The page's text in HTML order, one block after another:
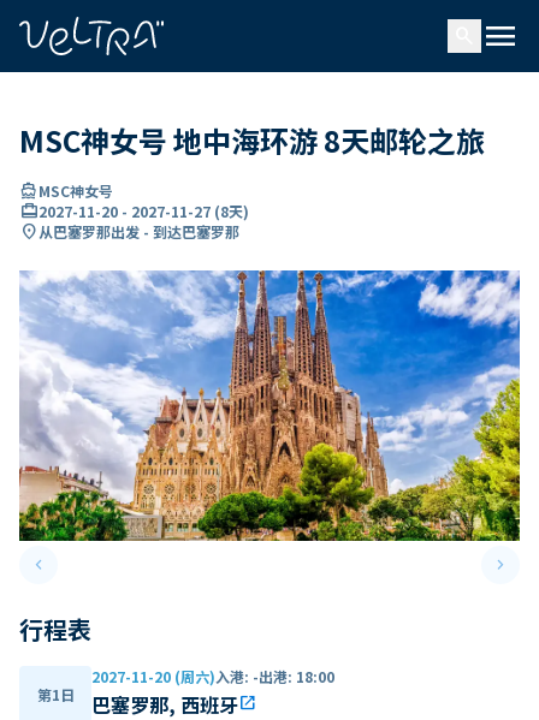
menu
MSC神女号 地中海环游 8天邮轮之旅
directions_boatMSC神女号
card_travel2027-11-20 - 2027-11-27 (8天)
location_on从巴塞罗那出发 - 到达巴塞罗那
keyboard_arrow_leftPrevious slide keyboard_arrow_right
行程表
第1日
2027-11-20 (周六)入港: -出港: 18:00
巴塞罗那, 西班牙open_in_new